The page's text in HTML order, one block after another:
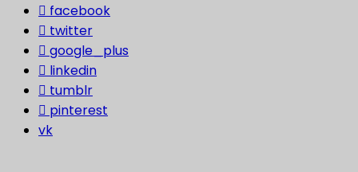
facebook
twitter
google_plus
linkedin
tumblr
pinterest
vk